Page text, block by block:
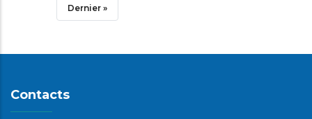
Dernière
Dernier »
Contacts